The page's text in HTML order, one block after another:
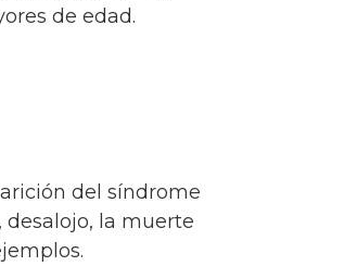
de edad.
del síndrome
la muerte